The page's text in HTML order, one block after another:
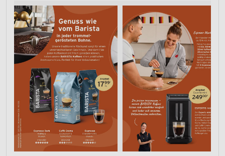
Notwendig
Performance
Funktional
Werbung